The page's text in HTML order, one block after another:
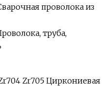
проволока из
труба,
Zr705 Циркониевая